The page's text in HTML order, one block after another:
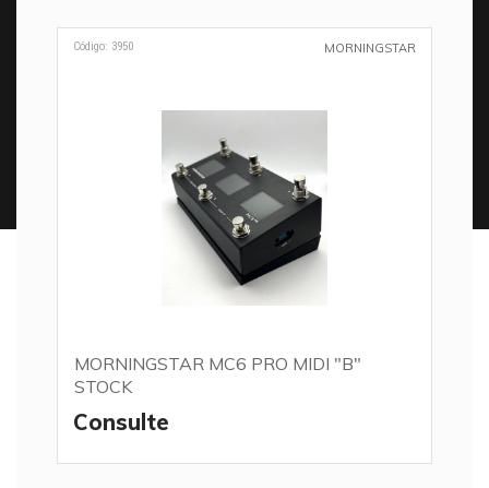
Código: 3950 MORNINGSTAR
MORNINGSTAR MC6 PRO MIDI "B"
STOCK
Consulte